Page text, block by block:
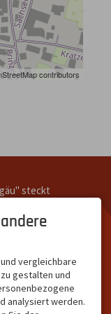
contributors
steckt
attraktives
im
eine
bietet.
vergleichbare
gestalten und
analysiert werden.